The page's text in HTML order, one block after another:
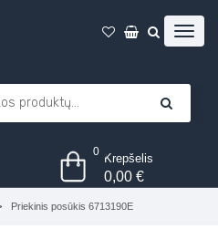
0 Krepšelis
0,00€
Priekinis posūkis 6713190E